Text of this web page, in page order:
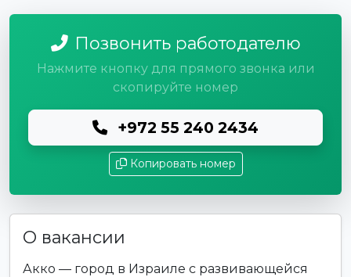
Позвонить работодателю
Нажмите кнопку для прямого звонка или
скопируйте номер
+972 55 240 2434
Копировать номер
О вакансии
Акко — город в Израиле с развивающейся